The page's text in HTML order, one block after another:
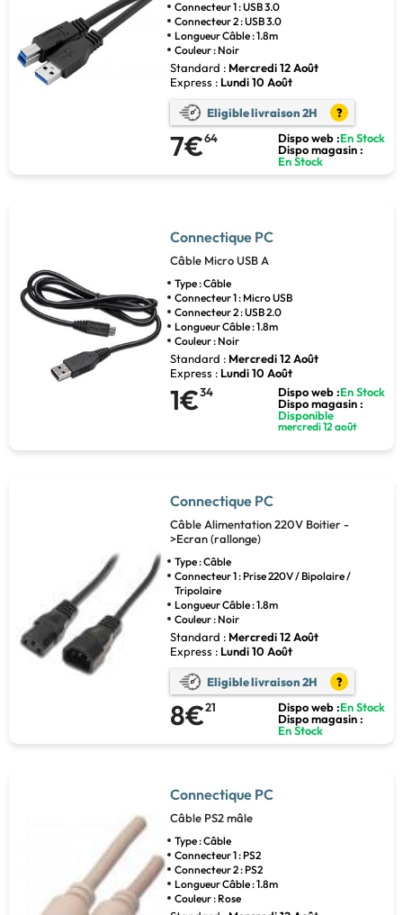
Connecteur 1 : USB 3.0
Connecteur 2 : USB 3.0
Longueur Câble : 1.8m
Couleur : Noir
Standard : Mercredi 12 Août
Express : Lundi 10 Août
Eligible livraison 2H ?
7€64 Dispo web :En Stock
Dispo magasin :
En Stock
Connectique PC
Câble Micro USB A
Type : Câble
Connecteur 1 : Micro USB
Connecteur 2 : USB 2.0
Longueur Câble : 1.8m
Couleur : Noir
Standard : Mercredi 12 Août
Express : Lundi 10 Août
1€34 Dispo web :En Stock
Dispo magasin :
Disponible
mercredi 12 août
Connectique PC
Câble Alimentation 220V Boitier -
>Ecran (rallonge)
Type : Câble
Connecteur 1 : Prise 220V / Bipolaire /
Tripolaire
Longueur Câble : 1.8m
Couleur : Noir
Standard : Mercredi 12 Août
Express : Lundi 10 Août
Eligible livraison 2H ?
8€21 Dispo web :En Stock
Dispo magasin :
En Stock
Connectique PC
Câble PS2 mâle
Type : Câble
Connecteur 1 : PS2
Connecteur 2 : PS2
Longueur Câble : 1.8m
Couleur : Rose